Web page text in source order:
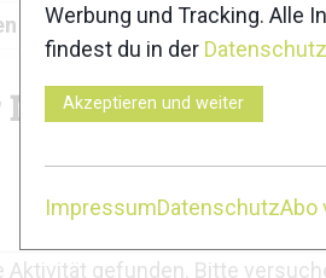
Favoriten Freunde
Aktivität gefunden. Bitte
Werbung und Tracking. Alle
findest du in der
Akzeptieren und weiter
ImpressumDatenschutzAbo